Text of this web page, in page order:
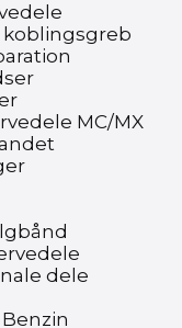
koblingsgreb
MC/MX
dele